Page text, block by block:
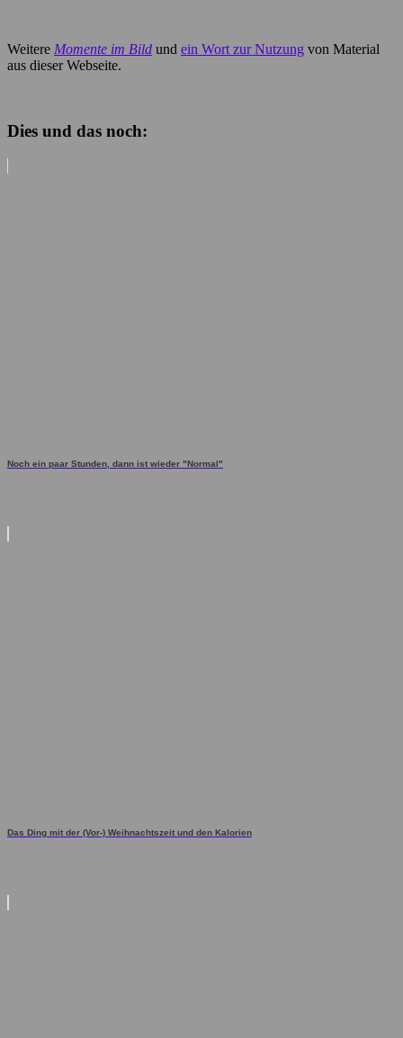
Weitere Momente im Bild und ein Wort zur Nutzung von Material
aus dieser Webseite.
Dies und das noch:
Noch ein paar Stunden, dann ist wieder "Normal"
Das Ding mit der (Vor-) Weihnachtszeit und den Kalorien